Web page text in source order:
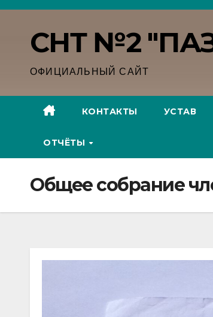
Перейти
содержимомуСНТ №2
ОФИЦИАЛЬНЫЙ САЙТ
КОНТАКТЫ УСТАВ
ОТЧËТЫ
Общее собрание